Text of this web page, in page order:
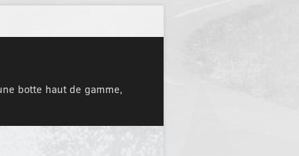
botte haut de gamme,